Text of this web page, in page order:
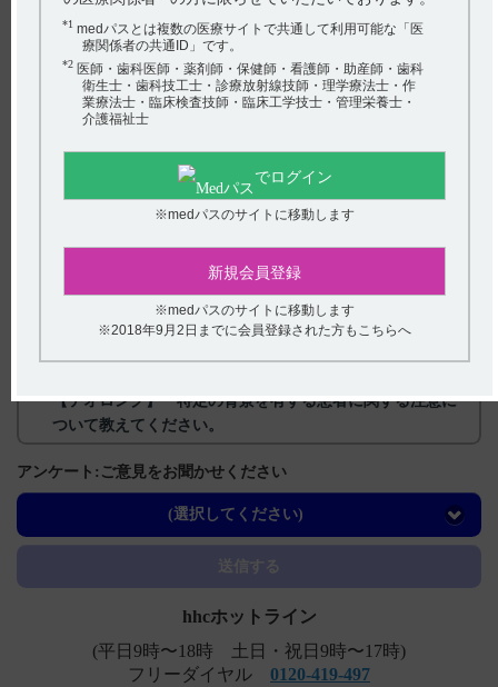
【引用】
1）メチコバール錠250μg・錠500μg・細粒0.1％ 添付文書 2014
年2月改訂（第11版） 【組成･性状】
【更新年月】
2020年7月
戻る
【ケイツーカプセル】 効能又は効果について教えてくだ
【ジプロフィリン】 副作用について教えてください。
【テオロング】 特定の背景を有する患者に関する注意に
ついて教えてください。
【テオロング】 高齢者への投与について教えてくださ
い。
アンケート:ご意見をお聞かせください
(選択してください)
*1 medパスとは複数の医療サイトで共通して利用可能な「医
療関係者の共通ID」です。
*2 医師・歯科医師・薬剤師・保健師・看護師・助産師・歯科
衛生士・歯科技工士・診療放射線技師・理学療法士・作
業療法士・臨床検査技師・臨床工学技士・管理栄養士・
介護福祉士
でログイン
※medパスのサイトに移動します
新規会員登録
※medパスのサイトに移動します
※2018年9月2日までに会員登録された方もこちらへ
hhcホットライン
(平日9時〜18時 土日・祝日9時〜17時)
フリーダイヤル 0120-419-497